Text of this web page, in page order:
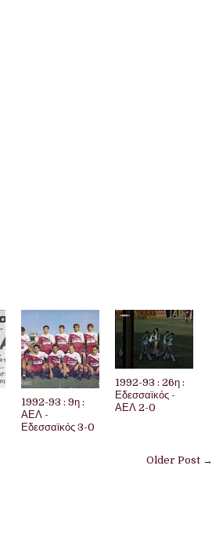
1992-93 : 9η :
ΑΕΛ -
Εδεσσαϊκός 3-0
1992-93 : 26η :
Εδεσσαϊκός -
ΑΕΛ 2-0
Older Post →